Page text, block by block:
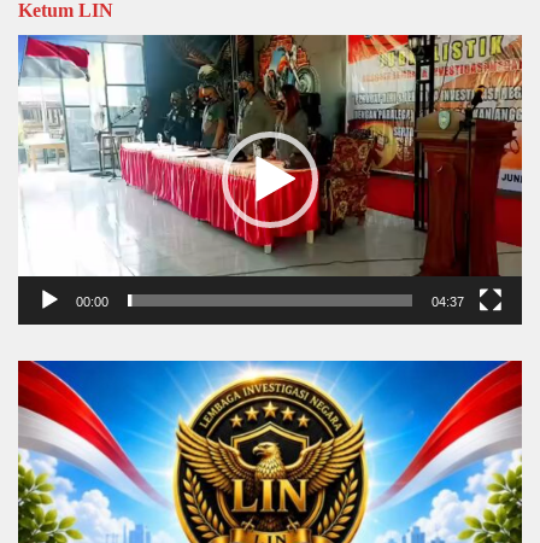
Ketum LIN
Video
Player
00:00 04:37